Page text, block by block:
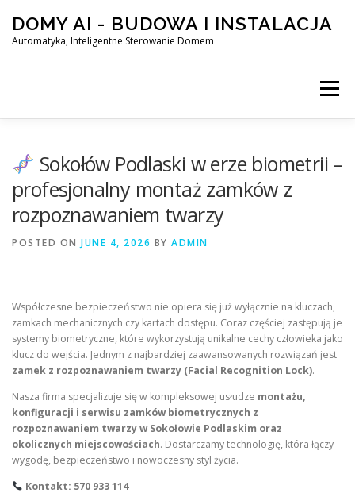
content
DOMY AI - BUDOWA I INSTALACJA
Automatyka, Inteligentne Sterowanie Domem
Menu
SMART DOM AI – AUTOMATYKA, INTELIGENTNE
Sokołów Podlaski w erze biometrii –
profesjonalny montaż zamków z
rozpoznawaniem twarzy
POSTED ON JUNE 4, 2026 BY ADMIN
Współczesne bezpieczeństwo nie opiera się już wyłącznie na kluczach,
zamkach mechanicznych czy kartach dostępu. Coraz częściej zastępują je
systemy biometryczne, które wykorzystują unikalne cechy człowieka jako
klucz do wejścia. Jednym z najbardziej zaawansowanych rozwiązań jest
zamek z rozpoznawaniem twarzy (Facial Recognition Lock).
Nasza firma specjalizuje się w kompleksowej usłudze montażu,
konfiguracji i serwisu zamków biometrycznych z
rozpoznawaniem twarzy w Sokołowie Podlaskim oraz
okolicznych miejscowościach. Dostarczamy technologię, która łączy
wygodę, bezpieczeństwo i nowoczesny styl życia.
Kontakt: 570 933 114